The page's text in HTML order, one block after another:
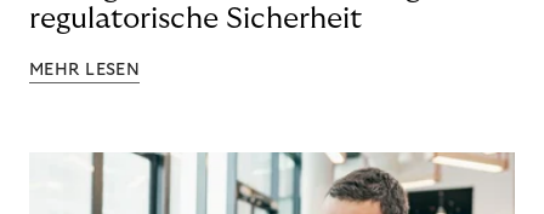
regulatorische Sicherheit
MEHR LESEN